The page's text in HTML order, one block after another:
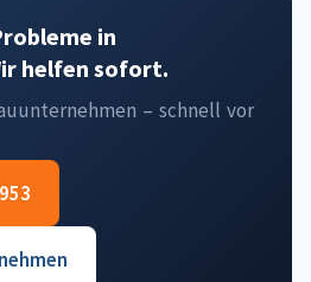
in
helfen sofort.
– schnell vor